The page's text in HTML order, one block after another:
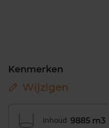
Kenmerken
Wijzigen
Inhoud 9885 m3